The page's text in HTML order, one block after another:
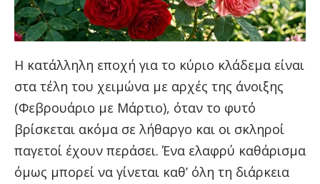
Η κατάλληλη εποχή για το κύριο κλάδεμα είναι
στα τέλη του χειμώνα με αρχές της άνοιξης
(Φεβρουάριο με Μάρτιο), όταν το φυτό
βρίσκεται ακόμα σε λήθαργο και οι σκληροί
παγετοί έχουν περάσει. Ένα ελαφρύ καθάρισμα
όμως μπορεί να γίνεται καθ’ όλη τη διάρκεια